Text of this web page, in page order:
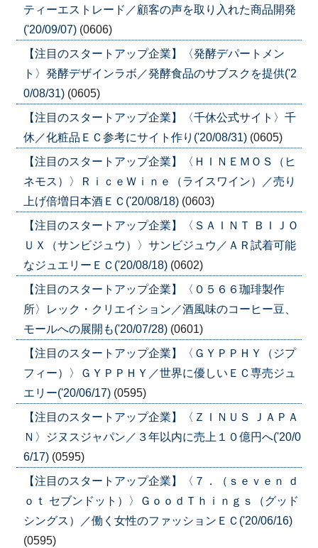
ティーエストレード／顧客の声を取り入れた商品開発
('20/09/07) (0606)
【注目のスタートアップ企業】〈発酵デパートメン
ト〉発酵デザインラボ／発酵食品のサブスクを提供('2
0/08/31) (0605)
【注目のスタートアップ企業】〈千休公式サイト〉千
休／化粧品ＥＣ参考にサイト作り('20/08/31) (0605)
【注目のスタートアップ企業】〈ＨＩＮＥＭＯＳ（ヒ
ネモス）〉ＲｉｃｅＷｉｎｅ（ライスワイン）／売り
上げ倍増日本酒ＥＣ('20/08/18) (0603)
【注目のスタートアップ企業】〈ＳＡＩＮＴ ＢＩＪＯ
ＵＸ（サンビジュウ）〉サンビジュウ／ＡＲ試着可能
なジュエリーＥＣ('20/08/18) (0602)
【注目のスタートアップ企業】〈０５６６珈琲製作
所〉レック・クリエイション／酒風味のコーヒー豆、
モールへの展開も('20/07/28) (0601)
【注目のスタートアップ企業】〈ＧＹＰＰＨＹ（ジプ
フィー）〉ＧＹＰＰＨＹ／世界に優しいＥＣ専売ジュ
エリー('20/06/17) (0595)
【注目のスタートアップ企業】〈ＺＩＮＵＳ ＪＡＰＡ
Ｎ〉ジヌスジャパン／３年以内に売上１０億円へ('20/0
6/17) (0595)
【注目のスタートアップ企業】〈７．（ｓｅｖｅｎ ｄ
ｏｔ セブンドット）〉ＧｏｏｄＴｈｉｎｇｓ（グッド
シングス）／働く女性のファッションＥＣ('20/06/16)
(0595)